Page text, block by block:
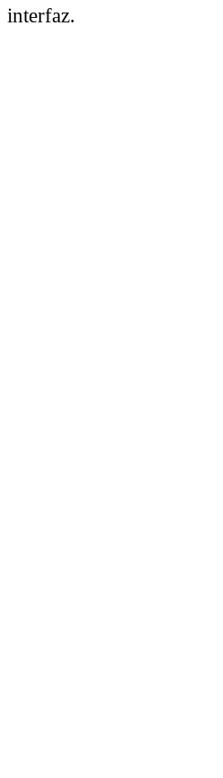
interfaz.